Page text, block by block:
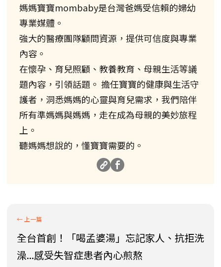
媽媽寶寶mombaby是台灣爸媽受信賴的婦幼
專業媒體。
強大的醫療團隊顧問資源，提供可信度與專業
內容。
在懷孕、育兒照顧、教養教育、母親生活等議
題內容，引領話題。 擔任寶寶的健康與生活守
護者，洞悉媽媽的心靈與育兒需求，我們陪伴
所有準媽媽與媽媽，走在成為母親的美妙旅程
上。
聽媽媽想說的，懂寶寶需要的。
全台首創！「喝孟婆湯」忘記家人、抗拒洗
澡...感受失智症患者內心煎熬